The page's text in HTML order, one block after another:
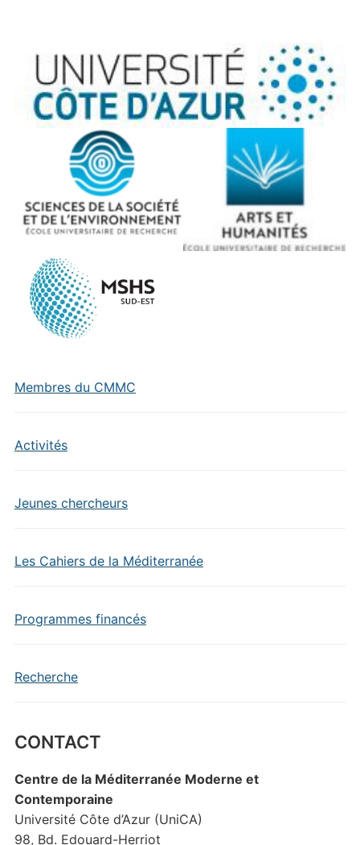
Membres du CMMC
Activités
Jeunes chercheurs
Les Cahiers de la Méditerranée
Programmes financés
Recherche
CONTACT
Centre de la Méditerranée Moderne et
Contemporaine
Université Côte d’Azur (UniCA)
98, Bd. Edouard-Herriot